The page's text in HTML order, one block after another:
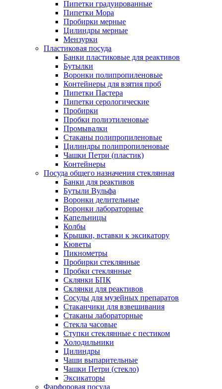
Пипетки градуированные
Пипетки Мора
Пробирки мерные
Цилиндры мерные
Мензурки
Пластиковая посуда
Банки пластиковые для реактивов
Бутылки
Воронки полипропиленовые
Контейнеры для взятия проб
Пипетки Пастера
Пипетки серологические
Пробирки
Пробки полиэтиленовые
Промывалки
Стаканы полипропиленовые
Цилиндры полипропиленовые
Чашки Петри (пластик)
Контейнеры
Посуда общего назначения стеклянная
Банки для реактивов
Бутыли Вульфа
Воронки делительные
Воронки лабораторные
Капельницы
Колбы
Крышки, вставки к эксикатору
Кюветы
Пикнометры
Пробирки стеклянные
Пробки стеклянные
Склянки БПК
Склянки для реактивов
Сосуды для музейных препаратов
Стаканчики для взвешивания
Стаканы лабораторные
Стекла часовые
Ступки стеклянные с пестиком
Холодильники
Цилиндры
Чаши выпарительные
Чашки Петри (стекло)
Эксикаторы
Фарфоровая посуда